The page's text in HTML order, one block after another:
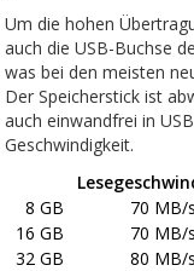
Um die hohen
auch die USB-Buchse
was bei den meisten
Der Speicherstick ist
auch einwandfrei in
Geschwindigkeit.
8 GB
70 MB/s
16 GB
70 MB/s
32 GB
80 MB/s